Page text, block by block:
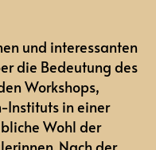
und interessanten
die Bedeutung des
Workshops,
Instituts in einer
Wohl der